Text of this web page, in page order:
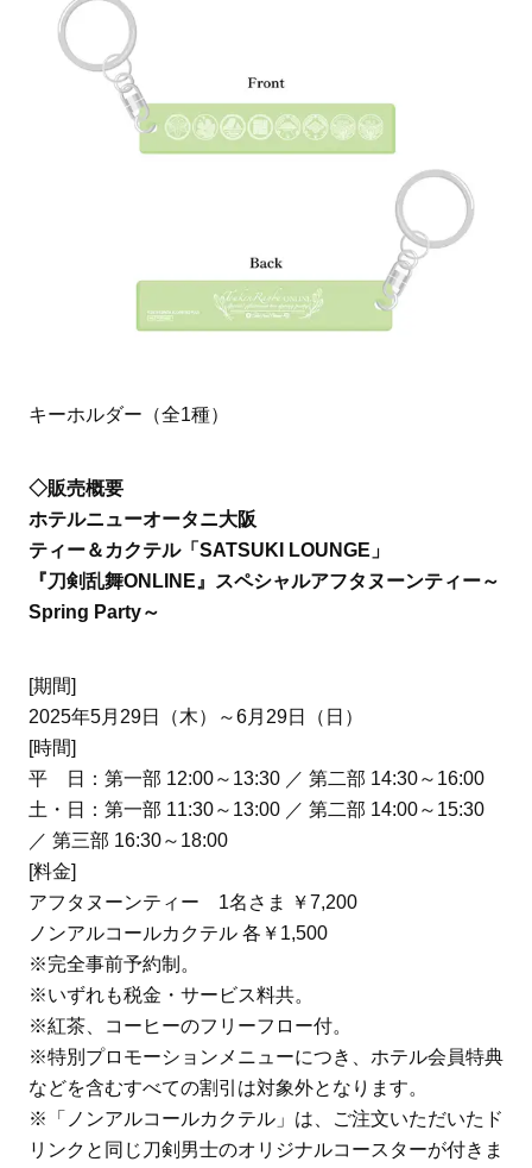
キーホルダー（全1種）
◇販売概要
ホテルニューオータニ大阪
ティー＆カクテル「SATSUKI LOUNGE」
『刀剣乱舞ONLINE』スペシャルアフタヌーンティー～
Spring Party～
[期間]
2025年5月29日（木）～6月29日（日）
[時間]
平 日：第一部 12:00～13:30 ／ 第二部 14:30～16:00
土・日：第一部 11:30～13:00 ／ 第二部 14:00～15:30
／ 第三部 16:30～18:00
[料金]
アフタヌーンティー 1名さま ￥7,200
ノンアルコールカクテル 各￥1,500
※完全事前予約制。
※いずれも税金・サービス料共。
※紅茶、コーヒーのフリーフロー付。
※特別プロモーションメニューにつき、ホテル会員特典
などを含むすべての割引は対象外となります。
※「ノンアルコールカクテル」は、ご注文いただいたド
リンクと同じ刀剣男士のオリジナルコースターが付きま